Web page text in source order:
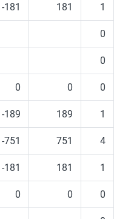
-181 181 1
0
0
0 0 0
-189 189 1
-751 751 4
-181 181 1
0 0 0